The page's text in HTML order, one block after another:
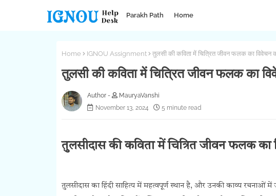
Parakh Path Home
Home IGNOU Assignment तुलसी की कविता में चित्रित जीवन फलक का विवेचन
तुलसी की कविता में चित्रित जीवन फलक का
MauryaVanshi
November 13, 2024
5 minute read
तुलसीदास की कविता में चित्रित जीवन फलक का
तुलसीदास का हिंदी साहित्य में महत्वपूर्ण स्थान है, और उनकी काव्य रचनाओं